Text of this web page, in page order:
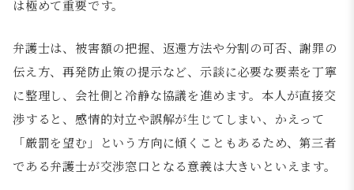
は極めて重要です。
弁護士は、被害額の把握、返還方法や分割の可否、謝罪の
伝え方、再発防止策の提示など、示談に必要な要素を丁寧
に整理し、会社側と冷静な協議を進めます。本人が直接交
渉すると、感情的対立や誤解が生じてしまい、かえって
「厳罰を望む」という方向に傾くこともあるため、第三者
である弁護士が交渉窓口となる意義は大きいといえます。